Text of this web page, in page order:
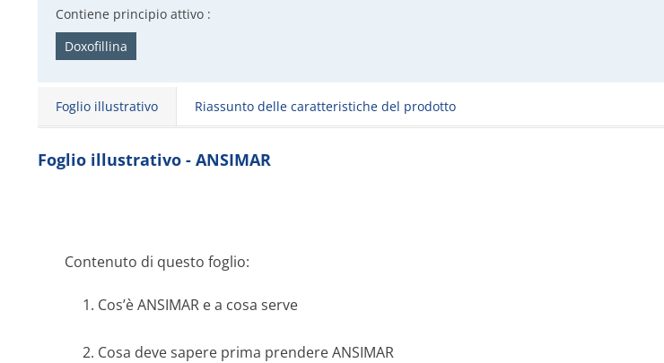
Contiene principio attivo :
Doxofillina
Foglio illustrativo Riassunto delle caratteristiche del prodotto
Foglio illustrativo - ANSIMAR
Contenuto di questo foglio:
1. Cos’è ANSIMAR e a cosa serve
2. Cosa deve sapere prima prendere ANSIMAR